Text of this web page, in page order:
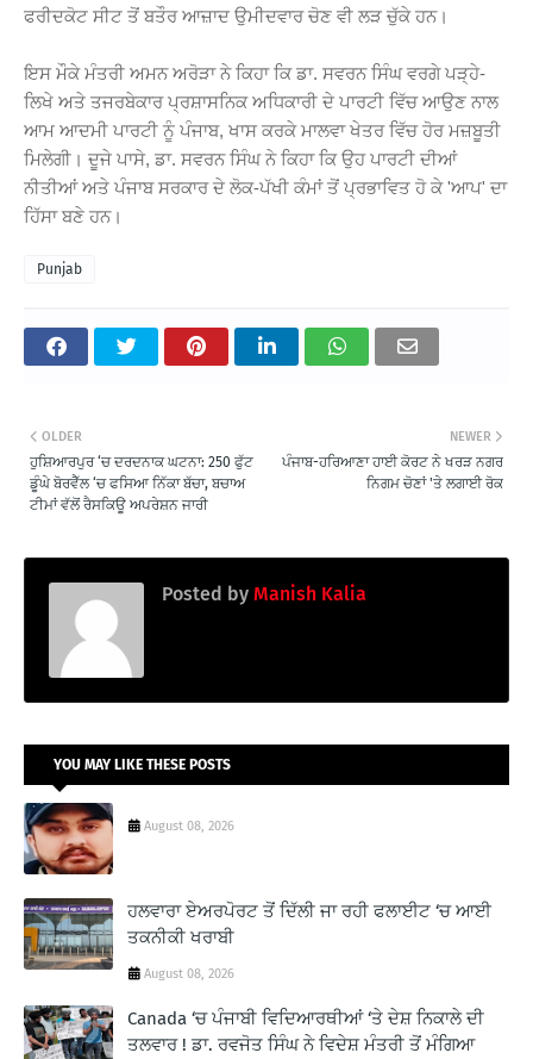
ਫਰੀਦਕੋਟ ਸੀਟ ਤੋਂ ਬਤੌਰ ਆਜ਼ਾਦ ਉਮੀਦਵਾਰ ਚੋਣ ਵੀ ਲੜ ਚੁੱਕੇ ਹਨ।
ਇਸ ਮੌਕੇ ਮੰਤਰੀ ਅਮਨ ਅਰੋੜਾ ਨੇ ਕਿਹਾ ਕਿ ਡਾ. ਸਵਰਨ ਸਿੰਘ ਵਰਗੇ ਪੜ੍ਹੇ-
ਲਿਖੇ ਅਤੇ ਤਜਰਬੇਕਾਰ ਪ੍ਰਸ਼ਾਸਨਿਕ ਅਧਿਕਾਰੀ ਦੇ ਪਾਰਟੀ ਵਿੱਚ ਆਉਣ ਨਾਲ
ਆਮ ਆਦਮੀ ਪਾਰਟੀ ਨੂੰ ਪੰਜਾਬ, ਖਾਸ ਕਰਕੇ ਮਾਲਵਾ ਖੇਤਰ ਵਿੱਚ ਹੋਰ ਮਜ਼ਬੂਤੀ
ਮਿਲੇਗੀ। ਦੂਜੇ ਪਾਸੇ, ਡਾ. ਸਵਰਨ ਸਿੰਘ ਨੇ ਕਿਹਾ ਕਿ ਉਹ ਪਾਰਟੀ ਦੀਆਂ
ਨੀਤੀਆਂ ਅਤੇ ਪੰਜਾਬ ਸਰਕਾਰ ਦੇ ਲੋਕ-ਪੱਖੀ ਕੰਮਾਂ ਤੋਂ ਪ੍ਰਭਾਵਿਤ ਹੋ ਕੇ 'ਆਪ' ਦਾ
ਹਿੱਸਾ ਬਣੇ ਹਨ।
Punjab
NEWER
ਪੰਜਾਬ-ਹਰਿਆਣਾ ਹਾਈ ਕੋਰਟ ਨੇ ਖਰੜ ਨਗਰ
ਨਿਗਮ ਚੋਣਾਂ 'ਤੇ ਲਗਾਈ ਰੋਕ
OLDER
ਹੁਸ਼ਿਆਰਪੁਰ ‘ਚ ਦਰਦਨਾਕ ਘਟਨਾ: 250 ਫੁੱਟ
ਡੂੰਘੇ ਬੋਰਵੈੱਲ ‘ਚ ਫਸਿਆ ਨਿੱਕਾ ਬੱਚਾ, ਬਚਾਅ
ਟੀਮਾਂ ਵੱਲੋਂ ਰੈਸਕਿਊ ਅਪਰੇਸ਼ਨ ਜਾਰੀ
Posted by Manish Kalia
YOU MAY LIKE THESE POSTS
August 08, 2026
ਹਲਵਾਰਾ ਏਅਰਪੋਰਟ ਤੋਂ ਦਿੱਲੀ ਜਾ ਰਹੀ ਫਲਾਈਟ ‘ਚ ਆਈ
ਤਕਨੀਕੀ ਖਰਾਬੀ
August 08, 2026
Canada ‘ਚ ਪੰਜਾਬੀ ਵਿਦਿਆਰਥੀਆਂ ‘ਤੇ ਦੇਸ਼ ਨਿਕਾਲੇ ਦੀ
ਤਲਵਾਰ ! ਡਾ. ਰਵਜੋਤ ਸਿੰਘ ਨੇ ਵਿਦੇਸ਼ ਮੰਤਰੀ ਤੋਂ ਮੰਗਿਆ